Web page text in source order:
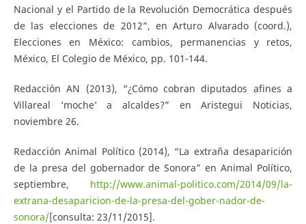
Nacional y el Partido de la Revolución Democrática después
de las elecciones de 2012”, en Arturo Alvarado (coord.),
Elecciones en México: cambios, permanencias y retos,
México, El Colegio de México, pp. 101-144.
Redacción AN (2013), “¿Cómo cobran diputados afines a
Villareal ‘moche’ a alcaldes?” en Aristegui Noticias,
noviembre 26.
Redacción Animal Político (2014), “La extraña desaparición
de la presa del gobernador de Sonora” en Animal Político,
septiembre, http://www.animal-politico.com/2014/09/la-
extrana-desaparicion-de-la-presa-del-gober-nador-de-
sonora/[consulta: 23/11/2015].